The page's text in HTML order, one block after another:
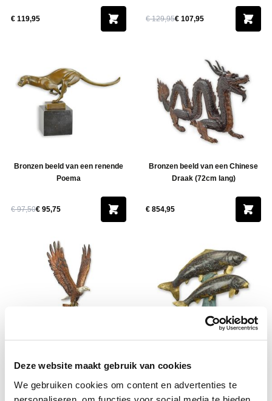
Deze website maakt gebruik van cookies
We gebruiken cookies om content en advertenties te
€ 119,95 € 129,95€ 107,95
Bronzen beeld van een renende
Poema
€ 97,50€ 95,75
Bronzen beeld van een Chinese
Draak (72cm lang)
€ 854,95
vliegende adelaar (94.5 cm hoog)
Karpers - 55cm